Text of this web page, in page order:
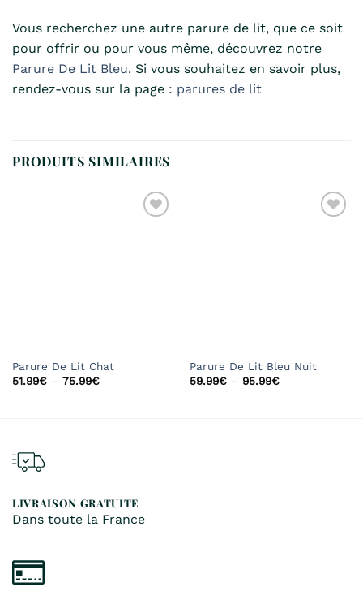
Vous recherchez une autre parure de lit, que ce soit
pour offrir ou pour vous même, découvrez notre
Parure De Lit Bleu. Si vous souhaitez en savoir plus,
rendez-vous sur la page : parures de lit
PRODUITS SIMILAIRES
Parure De Lit Chat
51.99€– 75.99€
Parure De Lit Bleu Nuit
59.99€– 95.99€
LIVRAISON GRATUITE
Dans toute la France